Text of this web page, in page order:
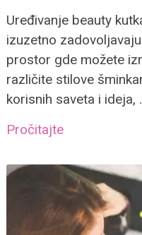
Uređivanje beauty
izuzetno
prostor gde možete
različite stilove
korisnih saveta i ideja,
Pročitajte